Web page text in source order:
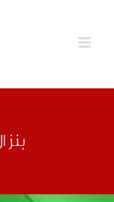
content
بنز